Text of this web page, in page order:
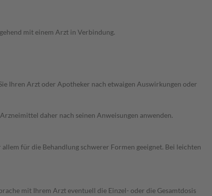
mit einem Arzt in Verbindung.
Ihren Arzt oder Apotheker nach etwaigen Auswirkungen oder
daher nach seinen Anweisungen anwenden.
für die Behandlung schwerer Formen geeignet. Bei leichten
mit Ihrem Arzt eventuell die Einzel- oder die Gesamtdosis